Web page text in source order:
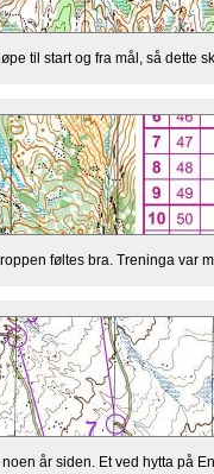
til start og fra mål, så dette
føltes bra. Treninga var
år siden. Et ved hytta på